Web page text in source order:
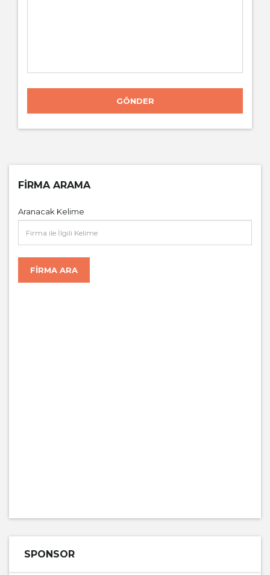
GÖNDER
FIRMA ARAMA
Aranacak Kelime
FIRMA ARA
SPONSOR